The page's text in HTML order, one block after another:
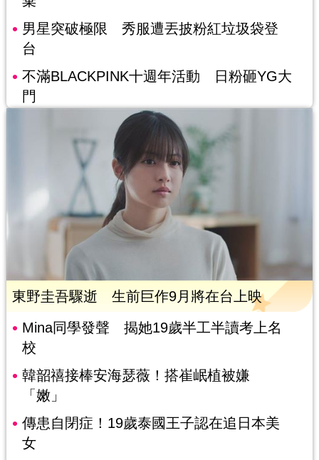
男星突破極限 秀服遭丟披粉紅垃圾袋登
台
不滿BLACKPINK十週年活動 日粉砸YG大
門
東野圭吾驟逝 生前巨作9月將在台上映
Mina同學發聲 揭她19歲半工半讀考上名
校
韓韶禧接棒安海瑟薇！搭崔岷植被嫌
「嫩」
傳患自閉症！19歲泰國王子認在追日本美
女